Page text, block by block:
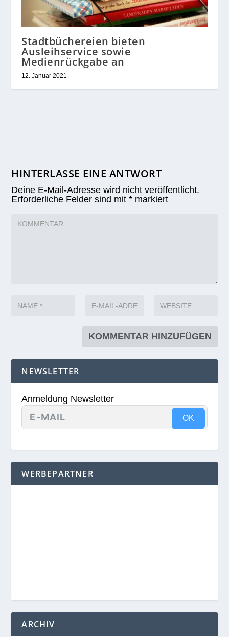
Stadtbüchereien bieten
Ausleihservice sowie
Medienrückgabe an
12. Januar 2021
HINTERLASSE EINE ANTWORT
Deine E-Mail-Adresse wird nicht veröffentlicht.
Erforderliche Felder sind mit* markiert
NEWSLETTER
Anmeldung Newsletter
OK
WERBEPARTNER
ARCHIV